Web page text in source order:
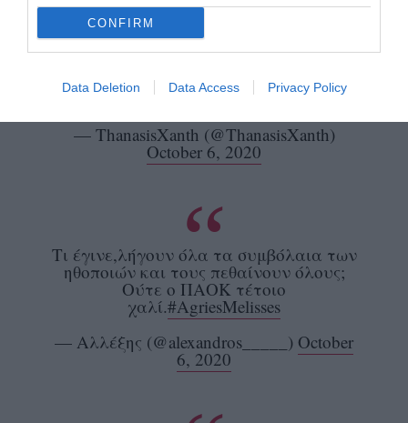
CONFIRM
Data Deletion Data Access Privacy Policy
Απόψε, μέσα από ένα συνταρακτικό
επεισόδιο, η Θεοδοσία αποχαιρετά το
Διαφάνι και χάνει τη ζωή της στο βωμό
#AgriesMelisses
pic.twitter.com/SoAvJPvGWb
— ThanasisXanth (@ThanasisXanth)
October 6, 2020
Τι έγινε,λήγουν όλα τα συμβόλαια των
ηθοποιών και τους πεθαίνουν όλους;
Ούτε ο ΠΑΟΚ τέτοιο
χαλί.#AgriesMelisses
— Αλλέξης (@alexandros_____) October
6, 2020